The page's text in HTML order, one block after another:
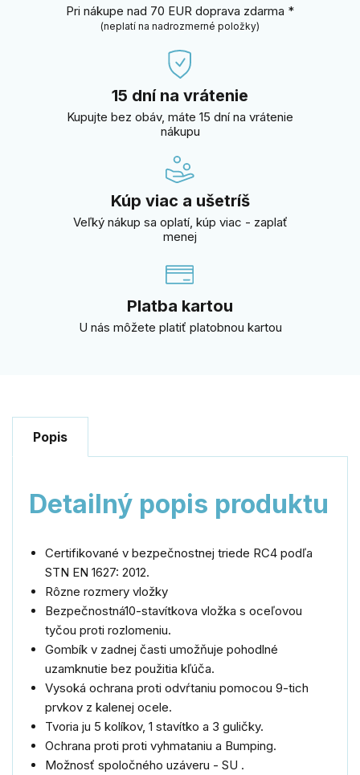
Pri nákupe nad 70 EUR doprava zdarma *
(neplatí na nadrozmerné položky)
15 dní na vrátenie
Kupujte bez obáv, máte 15 dní na vrátenie
nákupu
Kúp viac a ušetríš
Veľký nákup sa oplatí, kúp viac - zaplať
menej
Platba kartou
U nás môžete platiť platobnou kartou
Popis
Detailný popis produktu
Certifikované v bezpečnostnej triede RC4 podľa
STN EN 1627: 2012.
Rôzne rozmery vložky
Bezpečnostná10-stavítkova vložka s oceľovou
tyčou proti rozlomeniu.
Gombík v zadnej časti umožňuje pohodlné
uzamknutie bez použitia kľúča.
Vysoká ochrana proti odvŕtaniu pomocou 9-tich
prvkov z kalenej ocele.
Tvoria ju 5 kolíkov, 1 stavítko a 3 guličky.
Ochrana proti proti vyhmataniu a Bumping.
Možnosť spoločného uzáveru - SU .